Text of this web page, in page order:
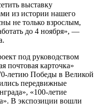
выставку
из истории нашего
не только взрослым,
до 4 ноября», —
под руководством
почтовая карточка»
летию Победы в Великой
передвижные
«100-летие
В экспозиции вошли